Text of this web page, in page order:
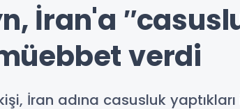
İran'a
verdi
İran adına casusluk